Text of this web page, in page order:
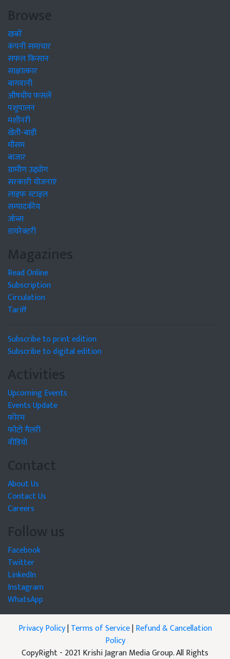
Browse
खबरें
कंपनी समाचार
सफल किसान
साक्षात्कार
बागवानी
औषधीय फसलें
पशुपालन
मशीनरी
खेती-बाड़ी
मौसम
बाजार
ग्रामीण उद्द्योग
सरकारी योजनाएं
लाइफ स्टाइल
सम्पादकीय
जॉब्स
डायरेक्टरी
Magazines
Read Online
Subscription
Circulation
Tariff
Subscribe to print edition
Subscribe to digital edition
Activities
Upcoming Events
Events Update
फोरम
फोटो गैलरी
वीडियो
Contact
About Us
Contact Us
Careers
Follow us
Facebook
Twitter
LinkedIn
Instagram
WhatsApp
Privacy Policy|Terms of Service|Refund & Cancellation
Policy
CopyRight - 2021 Krishi Jagran Media Group. All Rights